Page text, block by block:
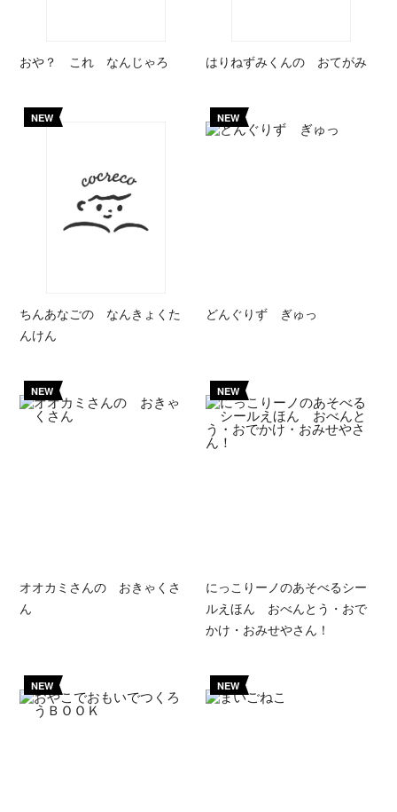
おや？ これ なんじゃろ はりねずみくんの おてがみ
NEW
ちんあなごの なんきょくた
んけん
NEW
どんぐりず ぎゅっ
NEW
オオカミさんの おきゃくさ
ん
NEW
にっこりーノのあそべるシー
ルえほん おべんとう・おで
かけ・おみせやさん！
NEW NEW